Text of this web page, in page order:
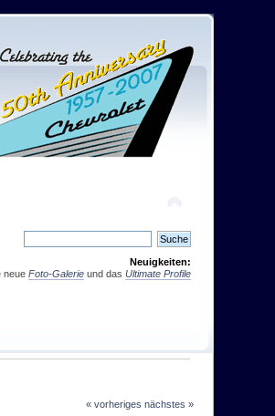
Neuigkeiten:
neue Foto-Galerieund das Ultimate Profile
« vorheriges nächstes »